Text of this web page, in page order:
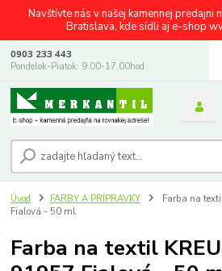
Navštívte nás v našej kamennej predajni
Bratislava, kde sídli aj e-shop
0903 233 443
Pondelok-Piatok: 9.00-17.00hod.
Úvod FARBY A PRÍPRAVKY
Farba na
Fialová - 50 ml
Farba na textil